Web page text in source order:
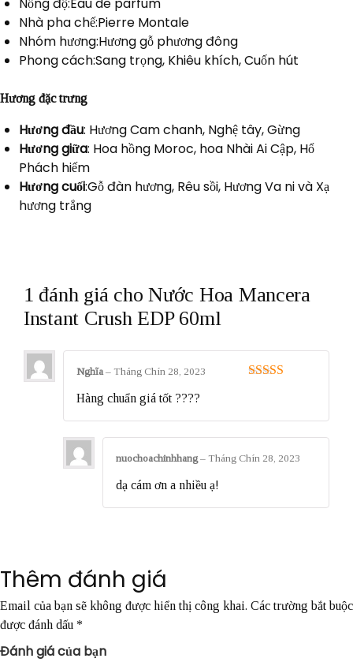
Nhà pha chế:Pierre Montale
Nhóm hương:Hương gỗ phương đông
Phong cách:Sang trọng, Khiêu khích, Cuốn hút
Hương đặc trưng
Hương đầu: Hương Cam chanh, Nghệ tây, Gừng
Hương giữa: Hoa hồng Moroc, hoa Nhài Ai Cập, Hổ
Phách hiếm
Hương cuối:Gỗ đàn hương, Rêu sồi, Hương Va ni và Xạ
hương trắng
1 đánh giá choNước Hoa Mancera
Instant Crush EDP 60ml
Nghĩa – Tháng Chín 28, 2023
Hàng chuẩn giá tốt ????
nuochoachinhhang – Tháng Chín 28, 2023
dạ cám ơn a nhiều ạ!
Thêm đánh giá
Email của bạn sẽ không được hiển thị công khai. Các trường bắt buộc
được đánh dấu *
Đánh giá của bạn